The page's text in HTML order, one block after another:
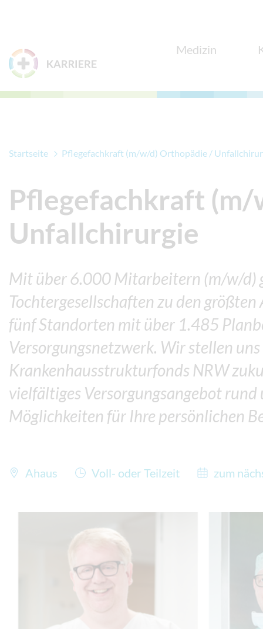
Medizin
Startseite Pflegefachkraft (m/w/d) Orthopädie /
Pflegefachkraft
Unfallchirurgie
Mit über 6.000 Mitarbeitern (m/w/d)
Tochtergesellschaften zu den
fünf Standorten mit über 1.485
Versorgungsnetzwerk. Wir stellen
Krankenhausstrukturfonds NRW
vielfältiges Versorgungsangebot
Möglichkeiten für Ihre persönlichen
Ahaus Voll- oder Teilzeit zum